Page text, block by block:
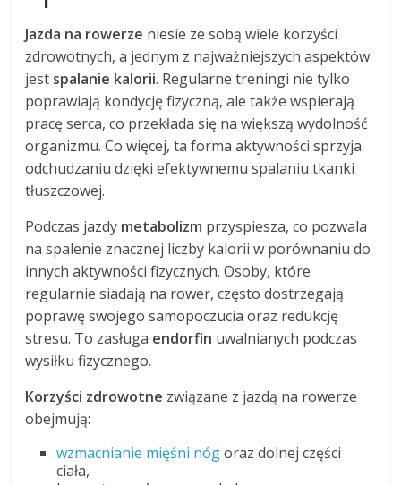
Jazda na rowerze niesie ze sobą wiele korzyści
zdrowotnych, a jednym z najważniejszych aspektów
jest spalanie kalorii. Regularne treningi nie tylko
poprawiają kondycję fizyczną, ale także wspierają
pracę serca, co przekłada się na większą wydolność
organizmu. Co więcej, ta forma aktywności sprzyja
odchudzaniu dzięki efektywnemu spalaniu tkanki
tłuszczowej.
Podczas jazdy metabolizm przyspiesza, co pozwala
na spalenie znacznej liczby kalorii w porównaniu do
innych aktywności fizycznych. Osoby, które
regularnie siadają na rower, często dostrzegają
poprawę swojego samopoczucia oraz redukcję
stresu. To zasługa endorfin uwalnianych podczas
wysiłku fizycznego.
Korzyści zdrowotne związane z jazdą na rowerze
obejmują:
wzmacnianie mięśni nógoraz dolnej części
ciała,